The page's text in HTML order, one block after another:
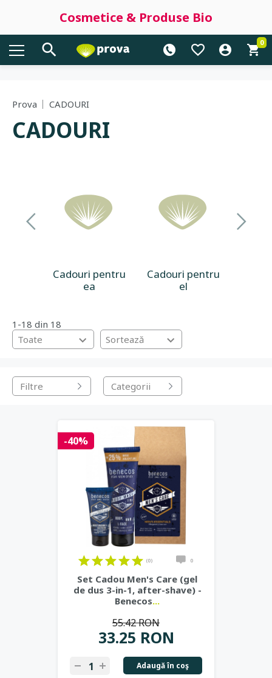
Cosmetice & Produse Bio
0
Prova CADOURI
CADOURI
Cadouri pentru
ea
Cadouri pentru
el
1-18 din 18
Toate
Sortează
Filtre Categorii
-40%
(0) 0
Set Cadou Men's Care (gel
de dus 3-in-1, after-shave) -
Benecos...
33.25 RON
55.42 RON
Adaugă în coş